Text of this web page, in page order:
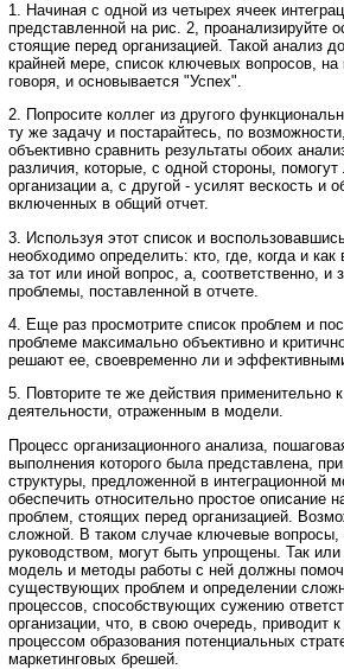
1. Начиная с одной из четырех ячеек
представленной на рис. 2, проанализируйте
стоящие перед организацией. Такой анализ
крайней мере, список ключевых вопросов, на
говоря, и основывается "Успех".
2. Попросите коллег из другого
ту же задачу и постарайтесь, по
объективно сравнить результаты обоих
различия, которые, с одной стороны,
организации а, с другой - усилят вескость и
включенных в общий отчет.
3. Используя этот список и
необходимо определить: кто, где, когда и как
за тот или иной вопрос, а, соответственно, и
проблемы, поставленной в отчете.
4. Еще раз просмотрите список проблем и
проблеме максимально объективно и
решают ее, своевременно ли и
5. Повторите те же действия применительно
деятельности, отраженным в модели.
Процесс организационного анализа,
выполнения которого была представлена,
структуры, предложенной в интеграционной
обеспечить относительно простое описание
проблем, стоящих перед организацией.
сложной. В таком случае ключевые вопросы,
руководством, могут быть упрощены. Так
модель и методы работы с ней должны
существующих проблем и определении
процессов, способствующих сужению
организации, что, в свою очередь, приводит
процессом образования потенциальных
маркетинговых брешей.